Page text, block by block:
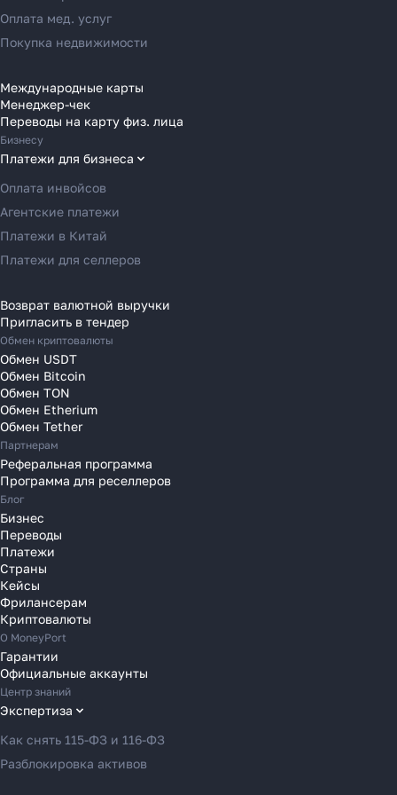
Переводы в Россию
Переводы в Австрию
Переводы в Болгарию
Переводы в Венгрию
Переводы в Великобританию
Переводы в Грецию
Переводы в Германию
Переводы в Ирландию
Переводы в Испанию
Переводы в Италию
Переводы в Латвию
Переводы в Литву
Переводы в Молдавию
Переводы в Монако
Переводы в Нидерланды
Переводы в Польшу
Переводы в Португалию
Переводы в Румынию
Переводы в Сербию
Переводы в Словакию
Переводы в Словению
Переводы в Финляндию
Переводы в Францию
Переводы в Хорватию
Переводы в Черногорию
Переводы в Чехию
Переводы в Швейцарию
Переводы в Эстонию
Переводы в Азербайджан
Переводы в Армению
Оплата мед. услуг
Покупка недвижимости
Международные карты
Менеджер-чек
Переводы на карту физ. лица
Бизнесу
Платежи для бизнеса
Оплата инвойсов
Агентские платежи
Платежи в Китай
Платежи для селлеров
Возврат валютной выручки
Пригласить в тендер
Обмен криптовалюты
Обмен USDT
Обмен Bitcoin
Обмен TON
Обмен Etherium
Обмен Tether
Партнерам
Реферальная программа
Программа для реселлеров
Блог
Бизнес
Переводы
Платежи
Страны
Кейсы
Фрилансерам
Криптовалюты
О MoneyPort
Гарантии
Официальные аккаунты
Центр знаний
Экспертиза
Как снять 115-ФЗ и 116-ФЗ
Разблокировка активов
агентам в 2025 году